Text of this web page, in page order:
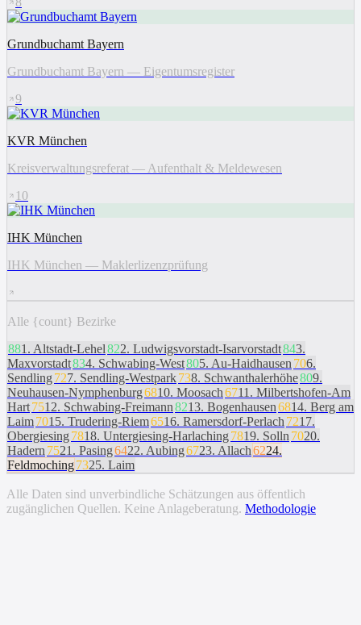
Grundbuchamt Bayern
Grundbuchamt Bayern — Eigentumsregister
9
KVR München
Kreisverwaltungsreferat — Aufenthalt & Meldewesen
10
IHK München
IHK München — Maklerlizenzprüfung
Alle {count} Bezirke
881 . Altstadt-Lehel822. Ludwigsvorstadt-Isarvorstadt843.
Maxvorstadt834. Schwabing-West805. Au-Haidhausen 706.
Sendling 727. Sendling-Westpark738. Schwanthalerhöhe809.
Neuhausen-Nymphenburg6810. Moosach6711 . Milbertshofen-Am
Hart7512. Schwabing-Freimann8213. Bogenhausen6814. Berg am
Laim7015. Trudering-Riem6516. Ramersdorf-Perlach 7217.
Obergiesing 7818. Untergiesing-Harlaching 7819. Solln 7020.
Hadern 7521 . Pasing6422. Aubing6723. Allach6224.
Feldmoching7325. Laim
Alle Daten sind unverbindliche Schätzungen aus öffentlich
zugänglichen Quellen. Keine Anlageberatung. Methodologie